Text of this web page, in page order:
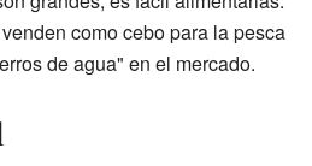
como cebo para la pesca
de agua" en el mercado.